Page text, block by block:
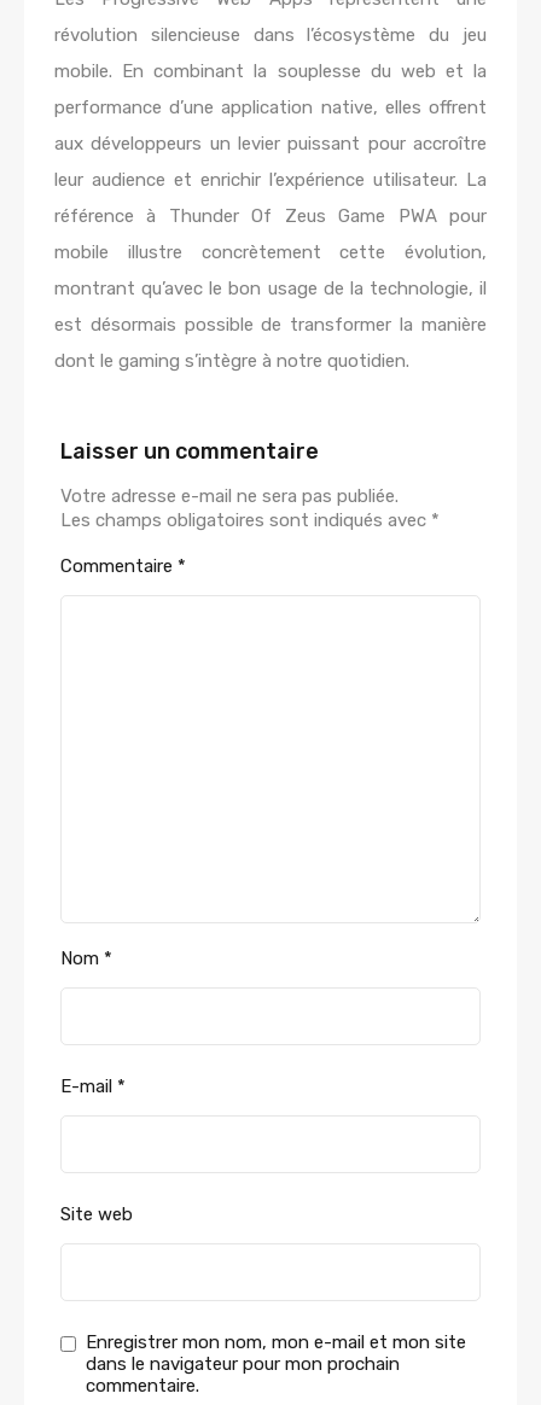
révolution silencieuse dans l’écosystème du jeu
mobile. En combinant la souplesse du web et la
performance d’une application native, elles offrent
aux développeurs un levier puissant pour accroître
leur audience et enrichir l’expérience utilisateur. La
référence à Thunder Of Zeus Game PWA pour
mobile illustre concrètement cette évolution,
montrant qu’avec le bon usage de la technologie, il
est désormais possible de transformer la manière
dont le gaming s’intègre à notre quotidien.
Laisser un commentaire
Votre adresse e-mail ne sera pas publiée.
Les champs obligatoires sont indiqués avec *
Commentaire *
Nom *
E-mail *
Site web
Enregistrer mon nom, mon e-mail et mon site
dans le navigateur pour mon prochain
commentaire.